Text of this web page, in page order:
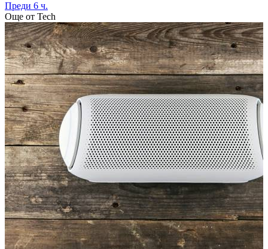
Преди 6 ч.
Още от Tech